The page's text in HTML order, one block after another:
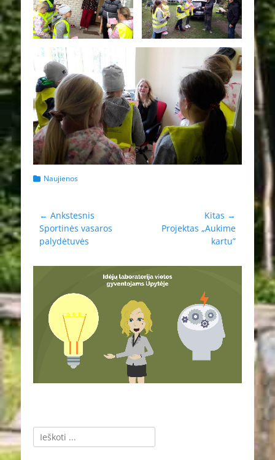
Kategorijos
Naujienos
Navigacija
tarp
įrašų
← Ankstesnis
Ankstesnis
įrašas:
Sportinės vasaros
palydėtuvės
Kitas →
Projektas „Aukime
kartu”
Ieškoti: